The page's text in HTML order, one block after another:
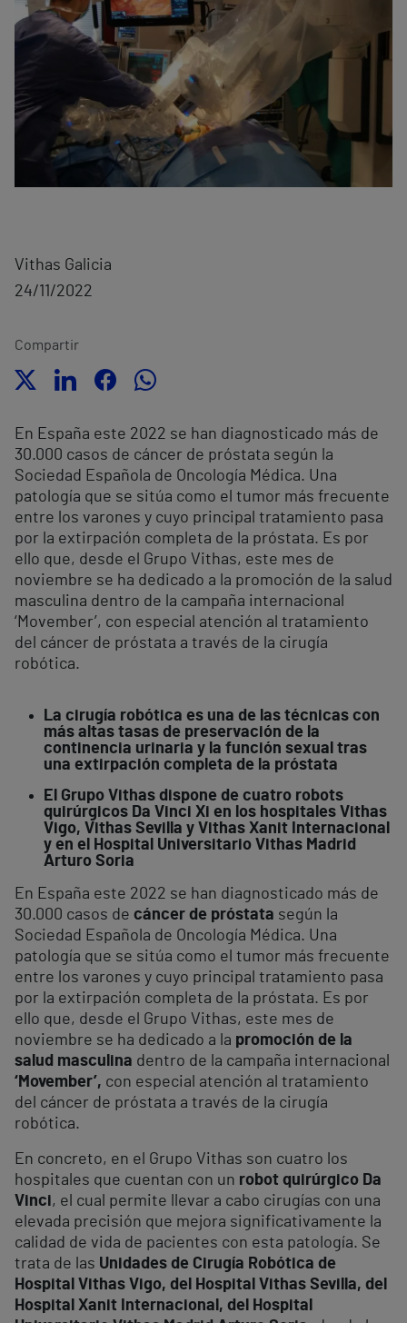
Vithas Galicia
24/11/2022
Compartir
En España este 2022 se han diagnosticado más de
30.000 casos de cáncer de próstata según la
Sociedad Española de Oncología Médica. Una
patología que se sitúa como el tumor más frecuente
entre los varones y cuyo principal tratamiento pasa
por la extirpación completa de la próstata. Es por
ello que, desde el Grupo Vithas, este mes de
noviembre se ha dedicado a la promoción de la salud
masculina dentro de la campaña internacional
‘Movember’, con especial atención al tratamiento
del cáncer de próstata a través de la cirugía
robótica.
La cirugía robótica es una de las técnicas con
más altas tasas de preservación de la
continencia urinaria y la función sexual tras
una extirpación completa de la próstata
El Grupo Vithas dispone de cuatro robots
quirúrgicos Da Vinci Xi en los hospitales Vithas
Vigo, Vithas Sevilla y Vithas Xanit Internacional
y en el Hospital Universitario Vithas Madrid
Arturo Soria
En España este 2022 se han diagnosticado más de
30.000 casos de cáncer de próstata según la
Sociedad Española de Oncología Médica. Una
patología que se sitúa como el tumor más frecuente
entre los varones y cuyo principal tratamiento pasa
por la extirpación completa de la próstata. Es por
ello que, desde el Grupo Vithas, este mes de
noviembre se ha dedicado a la promoción de la
salud masculina dentro de la campaña internacional
‘Movember’, con especial atención al tratamiento
del cáncer de próstata a través de la cirugía
robótica.
En concreto, en el Grupo Vithas son cuatro los
hospitales que cuentan con un robot quirúrgico Da
Vinci , el cual permite llevar a cabo cirugías con una
elevada precisión que mejora significativamente la
calidad de vida de pacientes con esta patología. Se
trata de las Unidades de Cirugía Robótica de
Hospital Vithas Vigo, del Hospital Vithas Sevilla, del
Hospital Xanit Internacional, del Hospital